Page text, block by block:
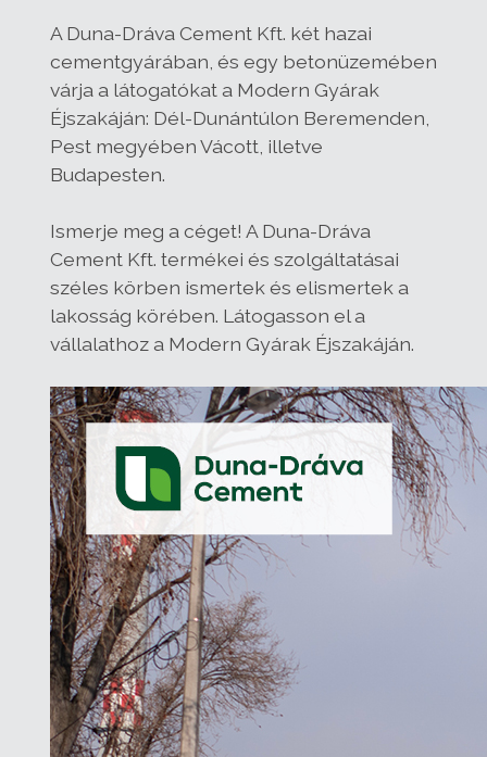
A Duna-Dráva Cement Kft. két hazai
cementgyárában, és egy betonüzemében
várja a látogatókat a Modern Gyárak
Éjszakáján: Dél-Dunántúlon Beremenden,
Pest megyében Vácott, illetve
Budapesten.
Ismerje meg a céget! A Duna-Dráva
Cement Kft. termékei és szolgáltatásai
széles körben ismertek és elismertek a
lakosság körében. Látogasson el a
vállalathoz a Modern Gyárak Éjszakáján.